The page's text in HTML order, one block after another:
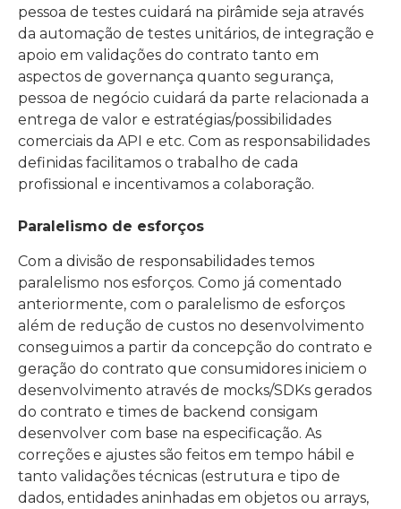
pessoa de testes cuidará na pirâmide seja através
da automação de testes unitários, de integração e
apoio em validações do contrato tanto em
aspectos de governança quanto segurança,
pessoa de negócio cuidará da parte relacionada a
entrega de valor e estratégias/possibilidades
comerciais da API e etc. Com as responsabilidades
definidas facilitamos o trabalho de cada
profissional e incentivamos a colaboração.
Paralelismo de esforços
Com a divisão de responsabilidades temos
paralelismo nos esforços. Como já comentado
anteriormente, com o paralelismo de esforços
além de redução de custos no desenvolvimento
conseguimos a partir da concepção do contrato e
geração do contrato que consumidores iniciem o
desenvolvimento através de mocks/SDKs gerados
do contrato e times de backend consigam
desenvolver com base na especificação. As
correções e ajustes são feitos em tempo hábil e
tanto validações técnicas (estrutura e tipo de
dados, entidades aninhadas em objetos ou arrays,